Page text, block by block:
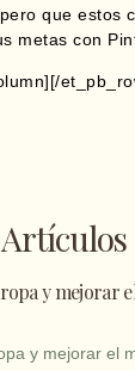
que estos
metas con
y mejorar
y mejorar el